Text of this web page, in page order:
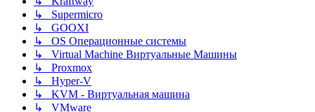
↳ Supermicro
↳ GOOXI
↳ OS Операционные системы
↳ Virtual Machine Виртуальные Машины
↳ Proxmox
↳ Hyper-V
↳ KVM - Виртуальная машина
↳ VMware